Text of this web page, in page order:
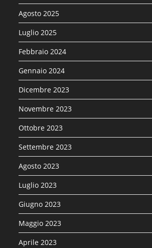
Agosto 2025
Luglio 2025
Febbraio 2024
Gennaio 2024
Dicembre 2023
Novembre 2023
Ottobre 2023
Settembre 2023
Agosto 2023
Luglio 2023
Giugno 2023
Maggio 2023
Aprile 2023